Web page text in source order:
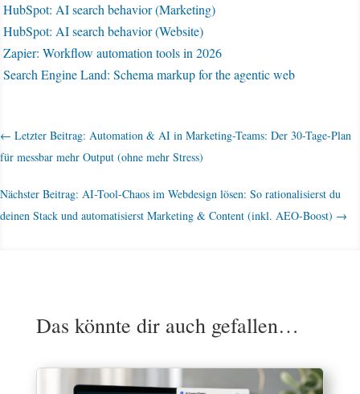
HubSpot: AI search behavior (Marketing)
HubSpot: AI search behavior (Website)
Zapier: Workflow automation tools in 2026
Search Engine Land: Schema markup for the agentic web
← Letzter Beitrag: Automation & AI in Marketing-Teams: Der 30-Tage-Plan
für messbar mehr Output (ohne mehr Stress)
Nächster Beitrag: AI-Tool-Chaos im Webdesign lösen: So rationalisierst du
deinen Stack und automatisierst Marketing & Content (inkl. AEO-Boost) →
Das könnte dir auch gefallen…